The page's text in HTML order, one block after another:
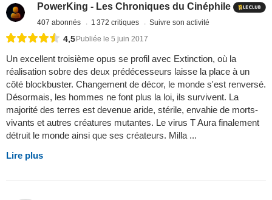
PowerKing - Les Chroniques du Cinéphile
407 abonnés 1 372 critiques Suivre son activité
4,5Publiée le 5 juin 2017
Un excellent troisième opus se profil avec Extinction, où la
réalisation sobre des deux prédécesseurs laisse la place à un
côté blockbuster. Changement de décor, le monde s'est renversé.
Désormais, les hommes ne font plus la loi, ils survivent. La
majorité des terres est devenue aride, stérile, envahie de morts-
vivants et autres créatures mutantes. Le virus T Aura finalement
détruit le monde ainsi que ses créateurs. Milla ...
Lire plus